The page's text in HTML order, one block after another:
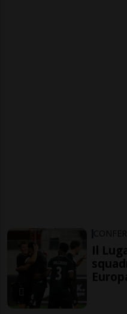
Il